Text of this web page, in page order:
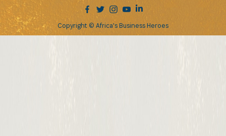
Copyright © Africa's Business Heroes